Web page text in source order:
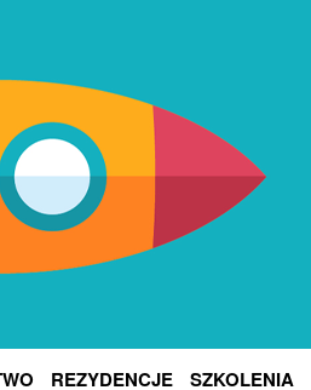
REZYDENCJE SZKOLENIA